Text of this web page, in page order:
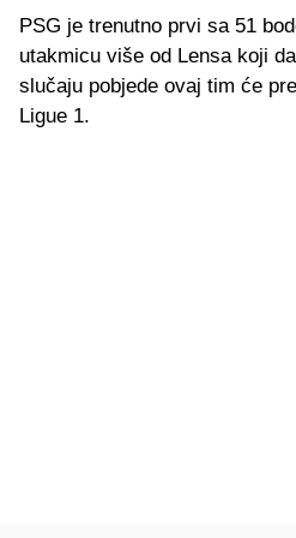
PSG je trenutno prvi sa 51
utakmicu više od Lensa koji
slučaju pobjede ovaj tim će
Ligue 1.